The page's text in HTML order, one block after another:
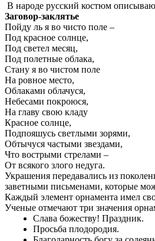
В народе русский костюм
Заговор-заклятье
Пойду ль я во чисто поле –
Под красное солнце,
Под светел месяц,
Под полетные облака,
Стану я во чистом поле
На ровное место,
Облаками облачуся,
Небесами покроюся,
На главу свою кладу
Красное солнце,
Подпояшусь светлыми зорями,
Обтычуся частыми звездами,
Что вострыми стрелами –
От всякого злого недуга.
Украшения передавались из
заветными письменами, которые
Каждый элемент орнамента имел
Ученые отмечают три значения
Слава божеству! Праздник.
Просьба плодородия.